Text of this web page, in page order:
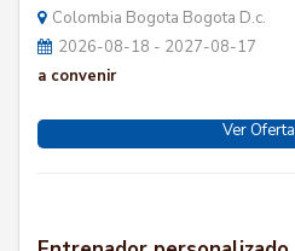
Colombia Bogota Bogota D.c.
2026-08-18 - 2027-08-17
a convenir
Ver Oferta